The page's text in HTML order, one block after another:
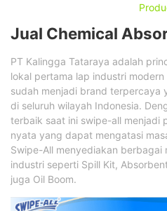
Jual Chemical
PT Kalingga Tataraya adalah
lokal pertama lap industri
sudah menjadi brand terpercaya
di seluruh wilayah Indonesia.
terbaik saat ini swipe-all menjadi
nyata yang dapat mengatasi
Swipe-All menyediakan
industri seperti Spill Kit,
juga Oil Boom.